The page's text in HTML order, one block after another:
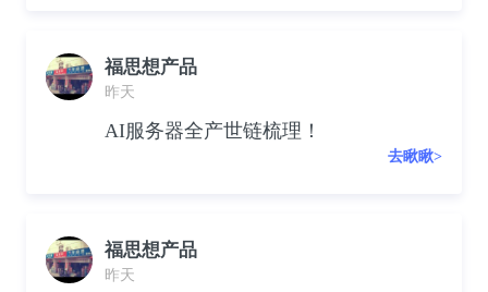
福思想产品
昨天
AI服务器全产世链梳理！
去瞅瞅>
福思想产品
昨天